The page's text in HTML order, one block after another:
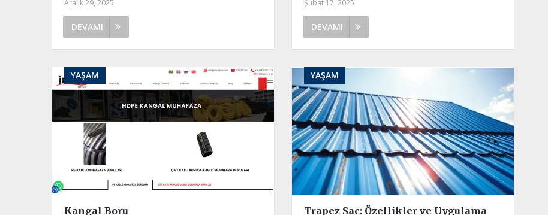
Aralık 29, 2025
DEVAMI
Şubat 17, 2025
DEVAMI
YAŞAM
Kangal Boru
YAŞAM
Trapez Sac: Özellikler ve Uygulama